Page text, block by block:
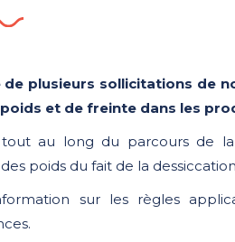
de plusieurs sollicitations de
et de freinte dans les
au long du parcours de
poids du fait de la
sur les règles